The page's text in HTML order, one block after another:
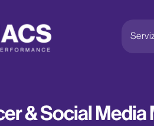
& Social Media